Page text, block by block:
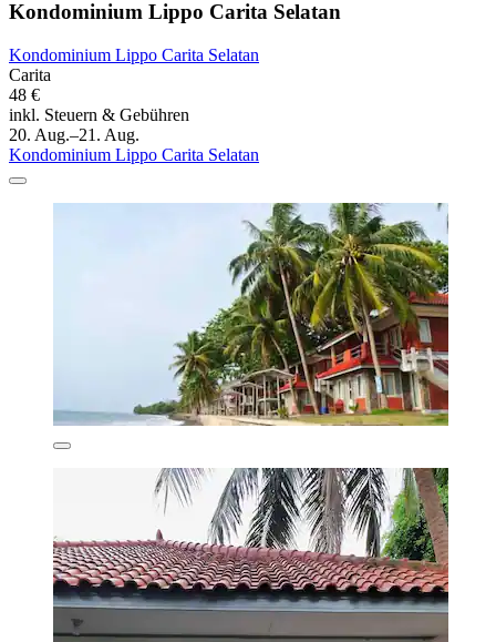
Kondominium Lippo Carita Selatan
Kondominium Lippo Carita Selatan
Carita
48 €
inkl. Steuern & Gebühren
20. Aug.–21. Aug.
Kondominium Lippo Carita Selatan